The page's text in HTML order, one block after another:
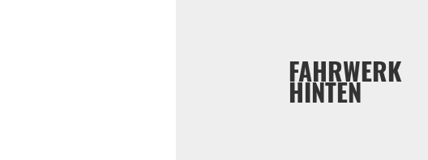
FAHRWERK
HINTEN